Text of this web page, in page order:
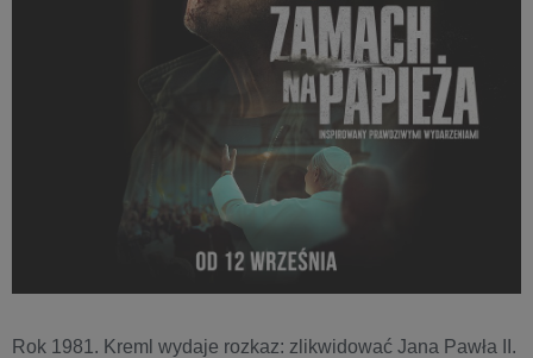
Rok 1981. Kreml wydaje rozkaz: zlikwidować Jana Pawła II.